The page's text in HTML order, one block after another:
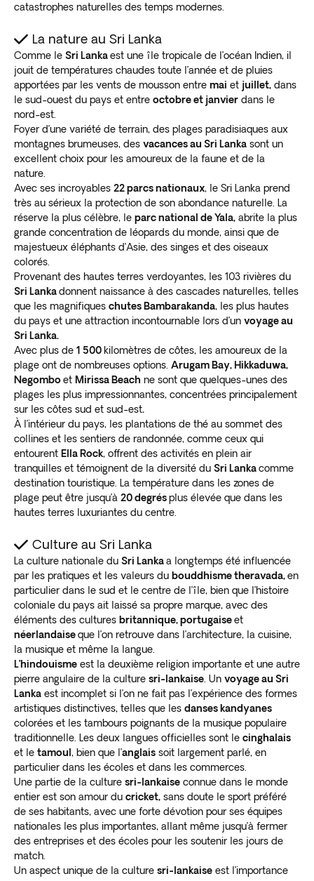
catastrophes naturelles des temps modernes.
La nature au Sri Lanka
Comme le Sri Lankaest une île tropicale de l’océan Indien, il
jouit de températures chaudes toute l’année et de pluies
apportées par les vents de mousson entre mai et juillet, dans
le sud-ouest du pays et entre octobre et janvier dans le
nord-est.
Foyer d’une variété de terrain, des plages paradisiaques aux
montagnes brumeuses, des vacances au Sri Lanka sont un
excellent choix pour les amoureux de la faune et de la
nature.
Avec ses incroyables 22 parcs nationaux, le Sri Lanka prend
très au sérieux la protection de son abondance naturelle. La
réserve la plus célèbre, le parc national de Yala, abrite la plus
grande concentration de léopards du monde, ainsi que de
majestueux éléphants d’Asie, des singes et des oiseaux
colorés.
Provenant des hautes terres verdoyantes, les 103 rivières du
Sri Lankadonnent naissance à des cascades naturelles, telles
que les magnifiques chutes Bambarakanda, les plus hautes
du pays et une attraction incontournable lors d’un voyage au
Sri Lanka.
Avec plus de 1 500 kilomètres de côtes, les amoureux de la
plage ont de nombreuses options. Arugam Bay, Hikkaduwa,
Negomboet Mirissa Beach ne sont que quelques-unes des
plages les plus impressionnantes, concentrées principalement
sur les côtes sud et sud-est.
À l’intérieur du pays, les plantations de thé au sommet des
collines et les sentiers de randonnée, comme ceux qui
entourent Ella Rock, offrent des activités en plein air
tranquilles et témoignent de la diversité du Sri Lankacomme
destination touristique. La température dans les zones de
plage peut être jusqu’à 20 degrésplus élevée que dans les
hautes terres luxuriantes du centre.
Culture au Sri Lanka
La culture nationale du Sri Lankaa longtemps été influencée
par les pratiques et les valeurs du bouddhisme theravada,en
particulier dans le sud et le centre de l’île, bien que l’histoire
coloniale du pays ait laissé sa propre marque, avec des
éléments des cultures britannique, portugaiseet
néerlandaiseque l’on retrouve dans l’architecture, la cuisine,
la musique et même la langue.
L’hindouisme est la deuxième religion importante et une autre
pierre angulaire de la culture sri-lankaise . Un voyage au Sri
Lanka est incomplet si l’on ne fait pas l’expérience des formes
artistiques distinctives, telles que les danses kandyanes
colorées et les tambours poignants de la musique populaire
traditionnelle. Les deux langues officielles sont le cinghalais
et le tamoul , bien que l’anglais soit largement parlé, en
particulier dans les écoles et dans les commerces.
Une partie de la culture sri-lankaise connue dans le monde
entier est son amour du cricket, sans doute le sport préféré
de ses habitants, avec une forte dévotion pour ses équipes
nationales les plus importantes, allant même jusqu’à fermer
des entreprises et des écoles pour les soutenir les jours de
match.
Un aspect unique de la culture sri-lankaise est l’importance